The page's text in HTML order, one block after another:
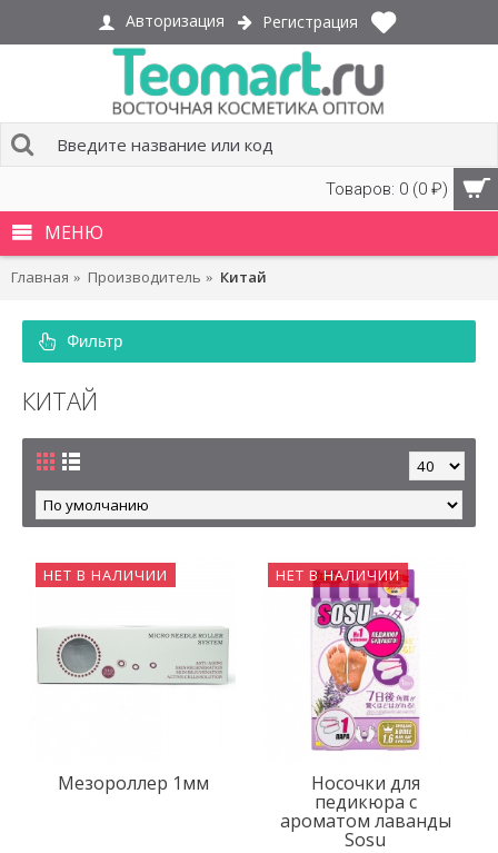
Авторизация Регистрация
Товаров: 0 (0 ₽)
МЕНЮ
Главная Производитель Китай
Фильтр
КИТАЙ
НЕТ В НАЛИЧИИ
Мезороллер 1мм
НЕТ В НАЛИЧИИ
Носочки для
педикюра с
ароматом лаванды
Sosu